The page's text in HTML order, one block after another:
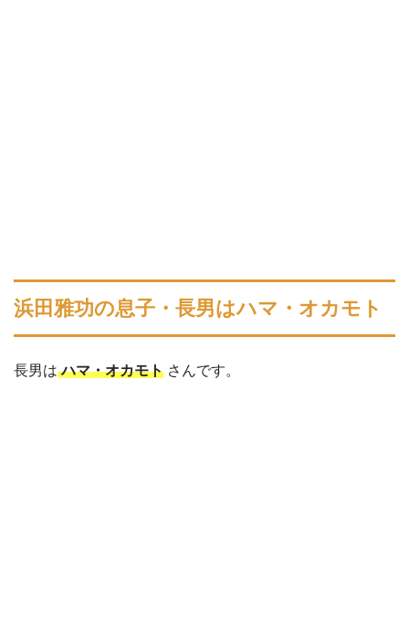
浜田雅功の息子・長男はハマ・オカモト
長男はハマ・オカモト さんです。